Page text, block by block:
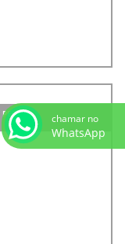
chamar no
WhatsApp